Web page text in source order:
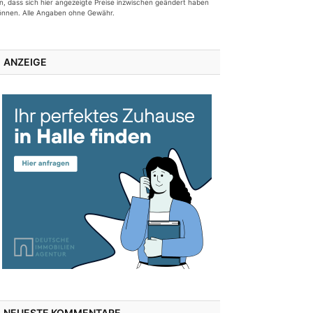
dass sich hier angezeigte Preise inzwischen geändert haben
Alle Angaben ohne Gewähr.
ANZEIGE